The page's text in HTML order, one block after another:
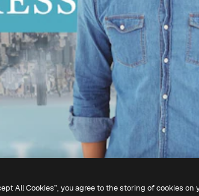
All Cookies”, you agree to the storing of cookies on